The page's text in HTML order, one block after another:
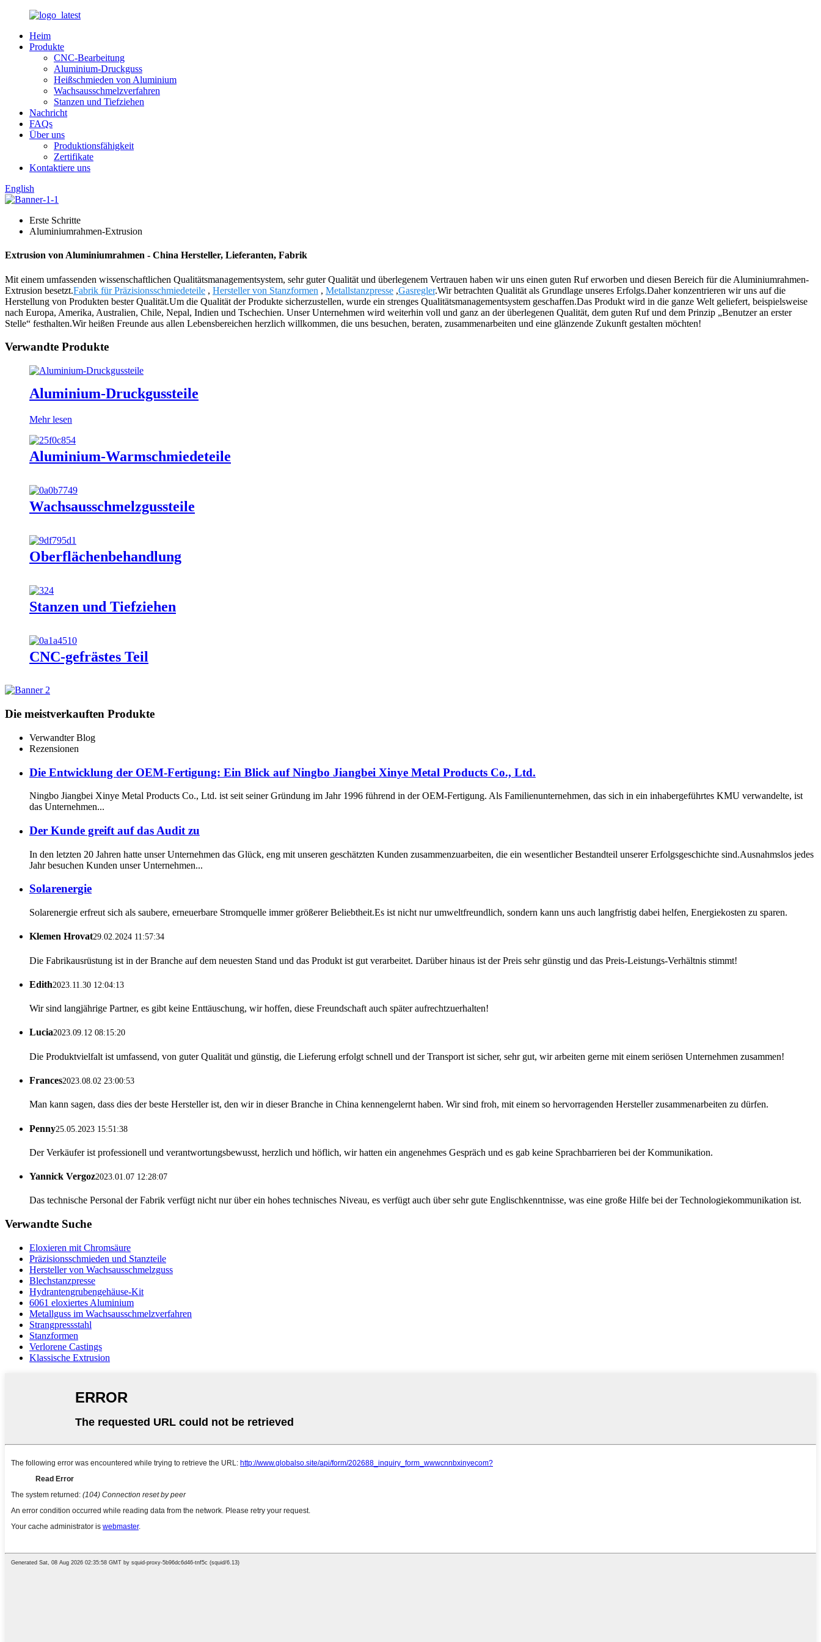
Heim
Produkte
CNC-Bearbeitung
Aluminium-Druckguss
Heißschmieden von Aluminium
Wachsausschmelzverfahren
Stanzen und Tiefziehen
Nachricht
FAQs
Über uns
Produktionsfähigkeit
Zertifikate
Kontaktiere uns
English
Erste Schritte
Aluminiumrahmen-Extrusion
Extrusion von Aluminiumrahmen - China Hersteller, Lieferanten, Fabrik
Mit einem umfassenden wissenschaftlichen Qualitätsmanagementsystem, sehr guter Qualität und überlegenem Vertrauen haben wir uns einen guten Ruf erworben und diesen Bereich für die Aluminiumrahmen-
Extrusion besetzt.Fabrik für Präzisionsschmiedeteile , Hersteller von Stanzformen , Metallstanzpresse ,Gasregler.Wir betrachten Qualität als Grundlage unseres Erfolgs.Daher konzentrieren wir uns auf die
Herstellung von Produkten bester Qualität.Um die Qualität der Produkte sicherzustellen, wurde ein strenges Qualitätsmanagementsystem geschaffen.Das Produkt wird in die ganze Welt geliefert, beispielsweise
nach Europa, Amerika, Australien, Chile, Nepal, Indien und Tschechien. Unser Unternehmen wird weiterhin voll und ganz an der überlegenen Qualität, dem guten Ruf und dem Prinzip „Benutzer an erster
Stelle“ festhalten.Wir heißen Freunde aus allen Lebensbereichen herzlich willkommen, die uns besuchen, beraten, zusammenarbeiten und eine glänzende Zukunft gestalten möchten!
Verwandte Produkte
Aluminium-Druckgussteile
Mehr lesen
Aluminium-Warmschmiedeteile
Wachsausschmelzgussteile
Oberflächenbehandlung
Stanzen und Tiefziehen
CNC-gefrästes Teil
Die meistverkauften Produkte
Verwandter Blog
Rezensionen
Die Entwicklung der OEM-Fertigung: Ein Blick auf Ningbo Jiangbei Xinye Metal Products Co., Ltd.
Ningbo Jiangbei Xinye Metal Products Co., Ltd. ist seit seiner Gründung im Jahr 1996 führend in der OEM-Fertigung. Als Familienunternehmen, das sich in ein inhabergeführtes KMU verwandelte, ist
das Unternehmen...
Der Kunde greift auf das Audit zu
In den letzten 20 Jahren hatte unser Unternehmen das Glück, eng mit unseren geschätzten Kunden zusammenzuarbeiten, die ein wesentlicher Bestandteil unserer Erfolgsgeschichte sind.Ausnahmslos jedes
Jahr besuchen Kunden unser Unternehmen...
Solarenergie
Solarenergie erfreut sich als saubere, erneuerbare Stromquelle immer größerer Beliebtheit.Es ist nicht nur umweltfreundlich, sondern kann uns auch langfristig dabei helfen, Energiekosten zu sparen.
Klemen Hrovat29.02.2024 11:57:34
Die Fabrikausrüstung ist in der Branche auf dem neuesten Stand und das Produkt ist gut verarbeitet. Darüber hinaus ist der Preis sehr günstig und das Preis-Leistungs-Verhältnis stimmt!
Edith2023.11.30 12:04:13
Wir sind langjährige Partner, es gibt keine Enttäuschung, wir hoffen, diese Freundschaft auch später aufrechtzuerhalten!
Lucia2023.09.12 08:15:20
Die Produktvielfalt ist umfassend, von guter Qualität und günstig, die Lieferung erfolgt schnell und der Transport ist sicher, sehr gut, wir arbeiten gerne mit einem seriösen Unternehmen zusammen!
Frances2023.08.02 23:00:53
Man kann sagen, dass dies der beste Hersteller ist, den wir in dieser Branche in China kennengelernt haben. Wir sind froh, mit einem so hervorragenden Hersteller zusammenarbeiten zu dürfen.
Penny25.05.2023 15:51:38
Der Verkäufer ist professionell und verantwortungsbewusst, herzlich und höflich, wir hatten ein angenehmes Gespräch und es gab keine Sprachbarrieren bei der Kommunikation.
Yannick Vergoz2023.01.07 12:28:07
Das technische Personal der Fabrik verfügt nicht nur über ein hohes technisches Niveau, es verfügt auch über sehr gute Englischkenntnisse, was eine große Hilfe bei der Technologiekommunikation ist.
Verwandte Suche
Eloxieren mit Chromsäure
Präzisionsschmieden und Stanzteile
Hersteller von Wachsausschmelzguss
Blechstanzpresse
Hydrantengrubengehäuse-Kit
6061 eloxiertes Aluminium
Metallguss im Wachsausschmelzverfahren
Strangpressstahl
Stanzformen
Verlorene Castings
Klassische Extrusion